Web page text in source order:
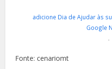
adicione Dia de Ajudar às
Google
.
Fonte: cenariomt